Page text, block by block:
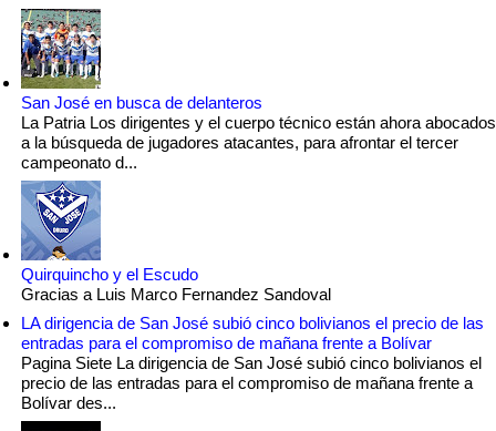
San José en busca de delanteros
La Patria Los dirigentes y el cuerpo técnico están ahora abocados
a la búsqueda de jugadores atacantes, para afrontar el tercer
campeonato d...
Quirquincho y el Escudo
Gracias a Luis Marco Fernandez Sandoval
LA dirigencia de San José subió cinco bolivianos el precio de las
entradas para el compromiso de mañana frente a Bolívar
Pagina Siete La dirigencia de San José subió cinco bolivianos el
precio de las entradas para el compromiso de mañana frente a
Bolívar des...